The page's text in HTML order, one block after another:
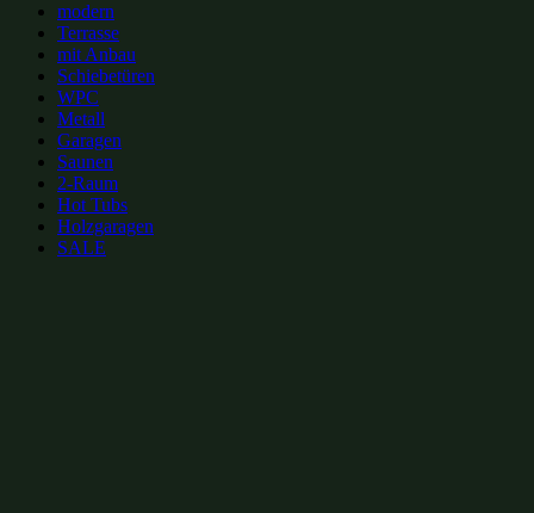
modern
Terrasse
mit Anbau
Schiebetüren
WPC
Metall
Garagen
Saunen
2-Raum
Hot Tubs
Holzgaragen
SALE